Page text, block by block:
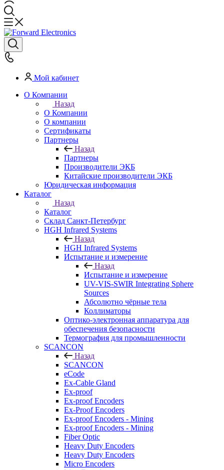
Мой кабинет
О Компании
Назад
О Компании
О компании
Сертификаты
Партнеры
Назад
Партнеры
Производители ЭКБ
Китайские производители ЭКБ
Юридическая информация
Каталог
Назад
Каталог
Cклад Санкт-Петербург
HGH Infrared Systems
Назад
HGH Infrared Systems
Испытание и измерение
Назад
Испытание и измерение
UV-VIS-SWIR Integrating Sphere
Sources
Абсолютно чёрные тела
Коллиматоры
Оптико-электронная аппаратура для
обеспечения безопасности
Термография для промышленности
SCANCON
Назад
SCANCON
eCode
Ex-Cable Gland
Ex-proof
Ex-proof Encoders
Ex-Proof Encoders
Ex-proof Encoders - Mining
Ex-proof Encoders - Mining
Fiber Optic
Heavy Duty Encoders
Heavy Duty Encoders
Micro Encoders